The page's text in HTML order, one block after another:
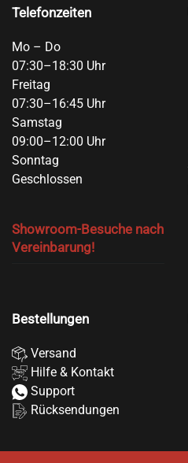
Telefonzeiten
Mo – Do
07:30–18:30 Uhr
Freitag
07:30–16:45 Uhr
Samstag
09:00–12:00 Uhr
Sonntag
Geschlossen
Showroom-Besuche nach
Vereinbarung!
Bestellungen
Versand
Hilfe & Kontakt
Support
Rücksendungen